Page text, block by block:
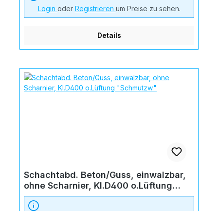
Login oder Registrieren um Preise zu sehen.
Details
Schachtabd. Beton/Guss, einwalzbar,
ohne Scharnier, Kl.D400 o.Lüftung
"Schmutzw."